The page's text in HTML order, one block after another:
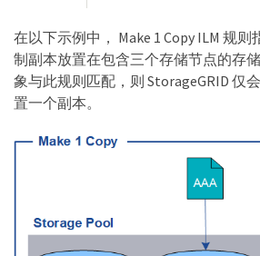
在以下示例中， Make 1 Copy ILM 规
制副本放置在包含三个存储节点的存
象与此规则匹配，则 StorageGRID 仅
置一个副本。